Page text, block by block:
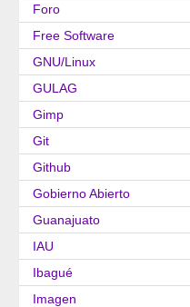
Foro
Free Software
GNU/Linux
GULAG
Gimp
Git
Github
Gobierno Abierto
Guanajuato
IAU
Ibagué
Imagen